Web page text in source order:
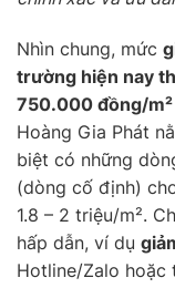
Nhìn chung, mức
trường hiện nay
750.000 đồng/m²
Hoàng Gia Phát
biệt có những
(dòng cố định)
1.8 – 2 triệu/m².
hấp dẫn, ví dụ
Hotline/Zalo hoặc